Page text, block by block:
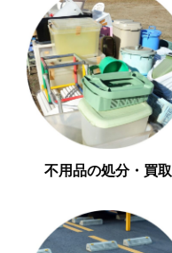
不用品の処分・買取